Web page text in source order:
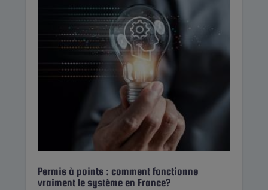
Permis à points : comment fonctionne
vraiment le système en France?